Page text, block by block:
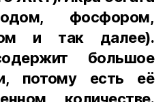
фосфором,
и так далее).
большое
потому есть её